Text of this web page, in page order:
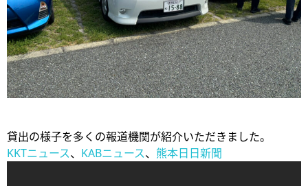
貸出の様子を多くの報道機関が紹介いただきました。
KKTニュース、 KABニュース、 熊本日日新聞